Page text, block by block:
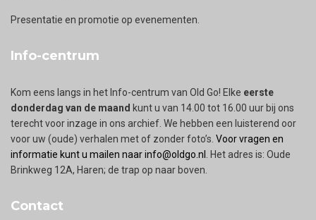
Presentatie en promotie op evenementen.
Info-centrum
Kom eens langs in het Info-centrum van Old Go! Elke eerste
donderdag van de maand kunt u van 14.00 tot 16.00 uur bij ons
terecht voor inzage in ons archief. We hebben een luisterend oor
voor uw (oude) verhalen met of zonder foto’s. Voor vragen en
informatie kunt u mailen naar info@oldgo.nl
. Het adres is: Oude
Brinkweg 12A, Haren; de trap op naar boven.
Contact